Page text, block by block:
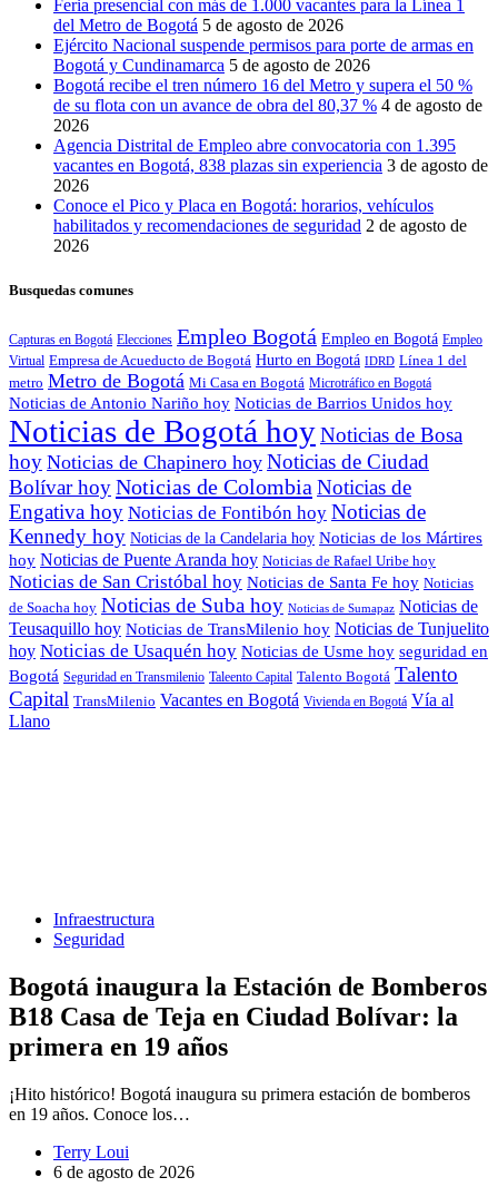
Feria presencial con más de 1.000 vacantes para la Línea 1
del Metro de Bogotá 5 de agosto de 2026
Ejército Nacional suspende permisos para porte de armas en
Bogotá y Cundinamarca 5 de agosto de 2026
Bogotá recibe el tren número 16 del Metro y supera el 50 %
de su flota con un avance de obra del 80,37 % 4 de agosto de
2026
Agencia Distrital de Empleo abre convocatoria con 1.395
vacantes en Bogotá, 838 plazas sin experiencia 3 de agosto de
2026
Conoce el Pico y Placa en Bogotá: horarios, vehículos
habilitados y recomendaciones de seguridad 2 de agosto de
2026
Busquedas comunes
Capturas en Bogotá Elecciones Empleo Bogotá Empleo en Bogotá Empleo
Virtual Empresa de Acueducto de Bogotá Hurto en Bogotá IDRD Línea 1 del
metro Metro de Bogotá Mi Casa en Bogotá Microtráfico en Bogotá
Noticias de Antonio Nariño hoy Noticias de Barrios Unidos hoy
Noticias de Bogotá hoyNoticias de Bosa
hoy Noticias de Chapinero hoy Noticias de Ciudad
Bolívar hoyNoticias de Colombia Noticias de
Engativa hoy Noticias de Fontibón hoy Noticias de
Kennedy hoy Noticias de la Candelaria hoy Noticias de los Mártires
hoy Noticias de Puente Aranda hoy Noticias de Rafael Uribe hoy
Noticias de San Cristóbal hoy Noticias de Santa Fe hoy Noticias
de Soacha hoy Noticias de Suba hoy Noticias de Sumapaz Noticias de
Teusaquillo hoy Noticias de TransMilenio hoy Noticias de Tunjuelito
hoy Noticias de Usaquén hoy Noticias de Usme hoy seguridad en
Bogotá Seguridad en Transmilenio Taleento Capital Talento Bogotá Talento
Capital TransMilenio Vacantes en Bogotá Vivienda en Bogotá Vía al
Llano
Infraestructura
Seguridad
Bogotá inaugura la Estación de Bomberos
B18 Casa de Teja en Ciudad Bolívar: la
primera en 19 años
¡Hito histórico! Bogotá inaugura su primera estación de bomberos
en 19 años. Conoce los…
Terry Loui
6 de agosto de 2026